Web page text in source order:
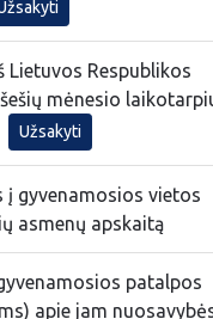
Lietuvos Respublikos
mėnesio
Užsakyti
į gyvenamosios vietos
asmenų apskaitą
patalpos
apie jam